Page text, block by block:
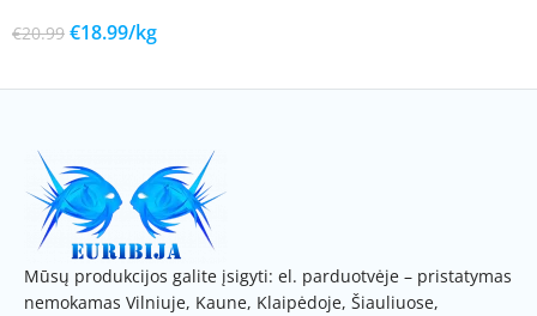
€20.99 €18.99/kg
Mūsų produkcijos galite įsigyti: el. parduotvėje – pristatymas
nemokamas Vilniuje, Kaune, Klaipėdoje, Šiauliuose,